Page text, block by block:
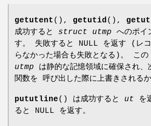
getutent (), getutid(),
成功すると struct utmp へのポイ
す。 失敗すると NULL を返す (レコ
らなかった場合も失敗となる)。 この
utmp は静的な記憶領域に確保され、
関数を 呼び出した際に上書きされるか
pututline() は成功すると ut を
ると NULL を返す。